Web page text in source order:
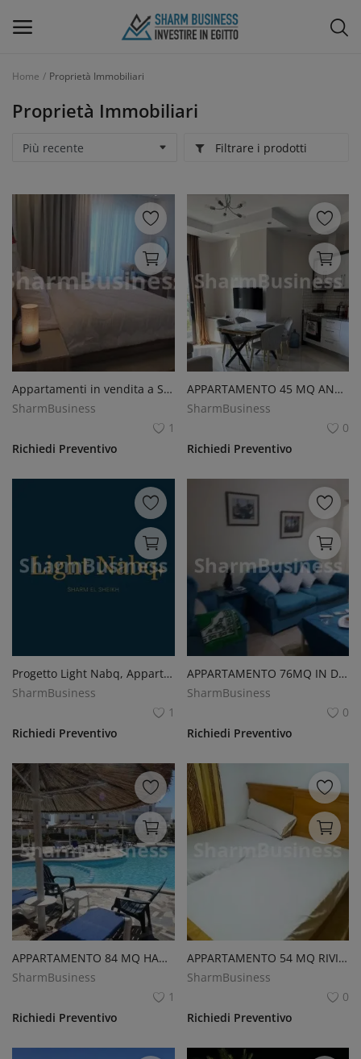
Design di Interni e Arredamenti
Contatti
Accedi
Registrati
EUR (€)
Home Proprietà Immobiliari
Proprietà Immobiliari
Filtrare i prodotti
Appartamenti in vendita a Sharm el-Sheikh: nuove costruzioni, varie metrature.
SharmBusiness
1
Richiedi Preventivo
APPARTAMENTO 45 MQ ANTALIA (TURCHIA)
SharmBusiness
0
Richiedi Preventivo
Progetto Light Nabq, Appartamenti
SharmBusiness
1
Richiedi Preventivo
APPARTAMENTO 76MQ IN DELTA SHARM
SharmBusiness
0
Richiedi Preventivo
APPARTAMENTO 84 MQ HADABA
SharmBusiness
1
Richiedi Preventivo
APPARTAMENTO 54 MQ RIVIERA SHARM
SharmBusiness
0
Richiedi Preventivo